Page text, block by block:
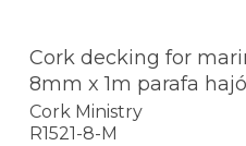
Cork decking for
8mm x 1m parafa
Cork Ministry
R1521-8-M